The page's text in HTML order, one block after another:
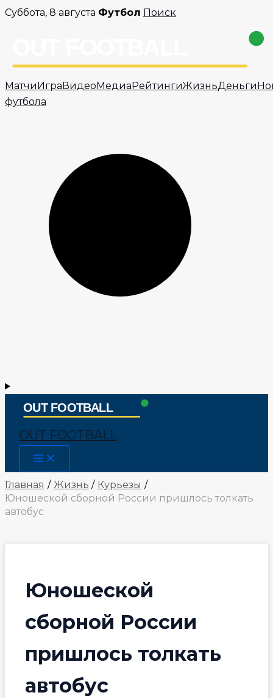
Перейти
Суббота, 8 августа Футбол Поиск
Матчи Игра Видео Медиа РейтингиЖизньДеньги
футбола
OUT FOOTBALL
Main
Menu
Главная
Жизнь
Курьезы
Юношеской сборной России пришлось толкать
автобус
Юношеской
сборной России
пришлось толкать
автобус